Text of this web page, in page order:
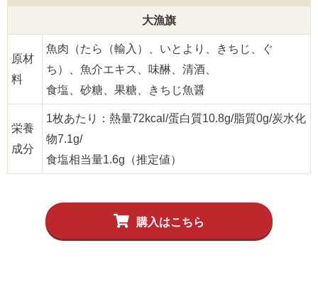
大漁旗
原材
料
魚肉（たら（輸入）、いとより、きちじ、ぐ
ち）、魚介エキス、味醂、清酒、
食塩、砂糖、果糖、きちじ魚醤
栄養
成分
1枚あたり：熱量72kcal/蛋白質10.8g/脂質0g/炭水化
物7.1g/
食塩相当量1.6g（推定値）
購入はこちら